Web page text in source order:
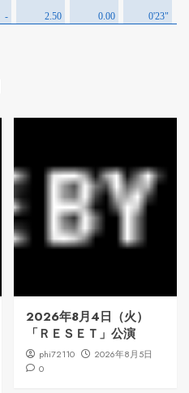
2026年8月4日（火）
「ＲＥＳＥＴ」公演
phi72110
2026年8月5日
0